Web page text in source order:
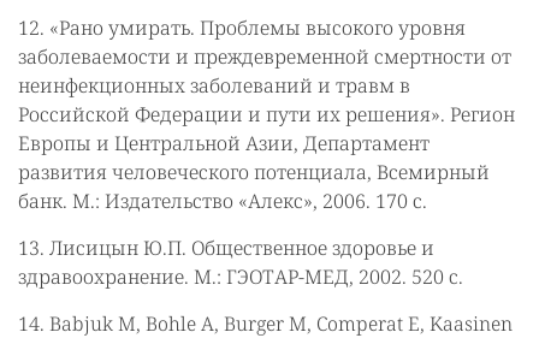
12. «Рано умирать. Проблемы высокого уровня
заболеваемости и преждевременной смертности от
неинфекционных заболеваний и травм в
Российской Федерации и пути их решения». Регион
Европы и Центральной Азии, Департамент
развития человеческого потенциала, Всемирный
банк. М.: Издательство «Алекс», 2006. 170 с.
13. Лисицын Ю.П. Общественное здоровье и
здравоохранение. М.: ГЭОТАР-МЕД, 2002. 520 с.
14. Babjuk M, Bohle A, Burger M, Comperat E, Kaasinen